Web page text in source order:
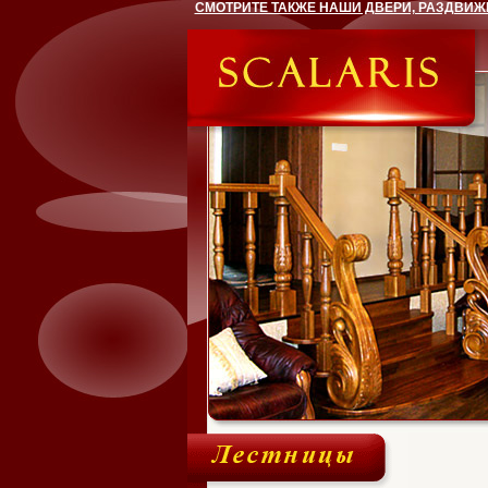
СМОТРИТЕ ТАКЖЕ НАШИ ДВЕРИ,